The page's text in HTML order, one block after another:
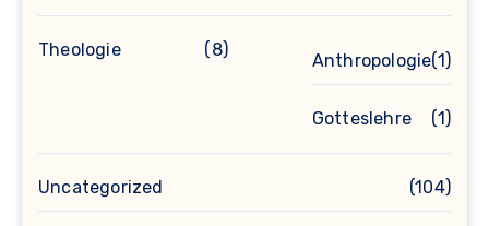
Theologie (8)
Anthropologie(1)
Gotteslehre (1)
Uncategorized (104)